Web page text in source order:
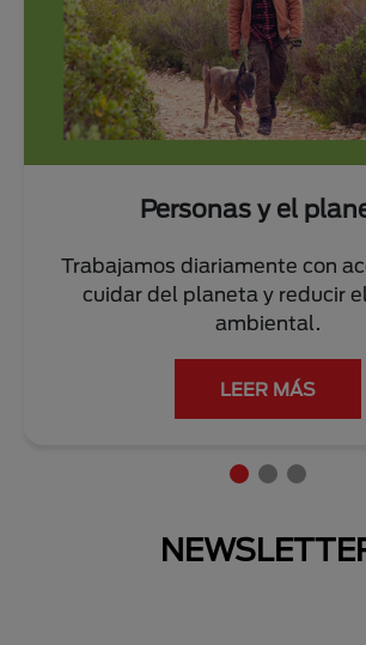
Personas y el
Trabajamos diariamente con
cuidar del planeta y reducir
ambiental.
LEER MÁS